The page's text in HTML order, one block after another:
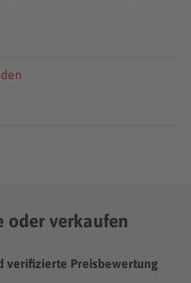
oder verkaufen
verifizierte Preisbewertung